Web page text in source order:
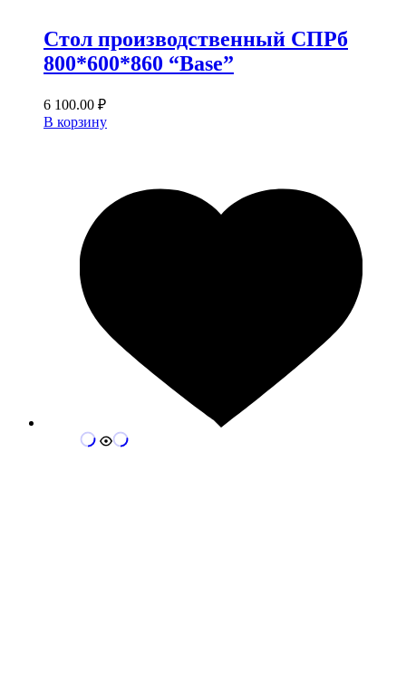
Стол производственный СПРб
800*600*860 “Base”
6 100.00 ₽
В корзину